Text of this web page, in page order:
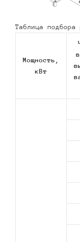
Таблица подбора
Мощность,
кВт